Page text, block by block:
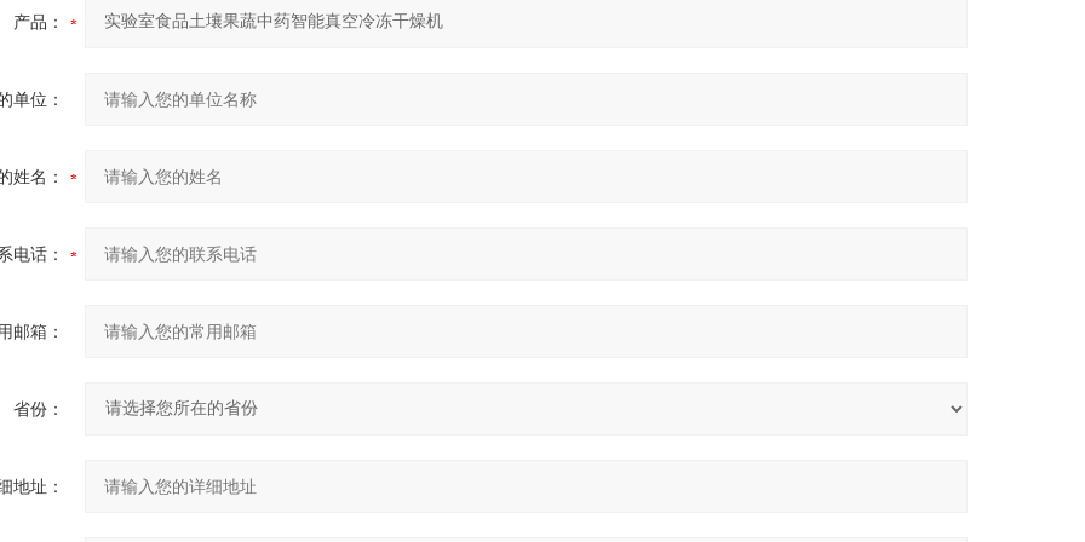
产品：
单位：
姓名：
电话：
邮箱：
省份：
地址：